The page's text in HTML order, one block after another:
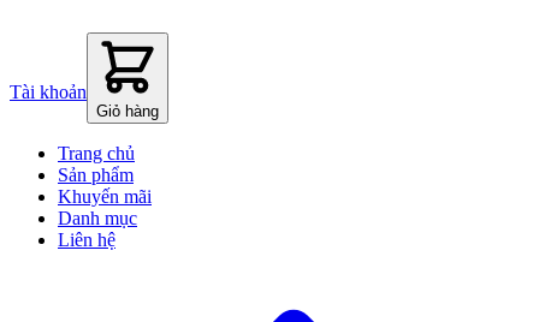
Tài khoản
Giỏ hàng
Trang chủ
Sản phẩm
Khuyến mãi
Danh mục
Liên hệ